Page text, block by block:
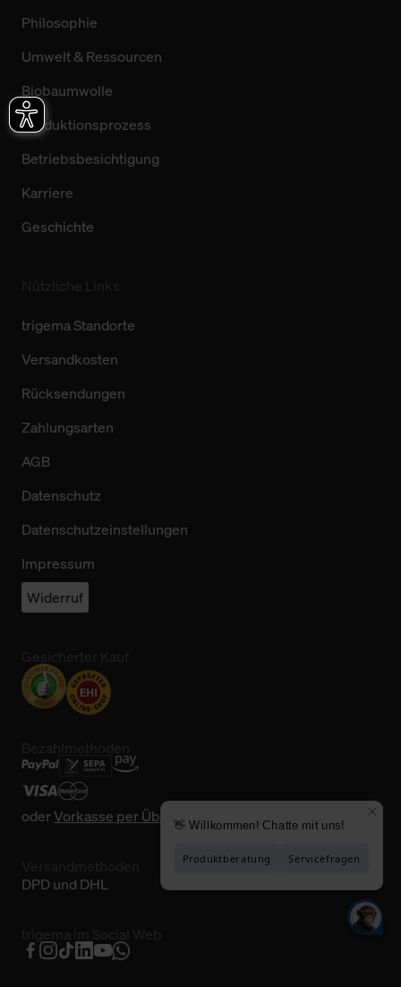
Philosophie
Umwelt & Ressourcen
Biobaumwolle
Produktionsprozess
Betriebsbesichtigung
Karriere
Geschichte
trigema Standorte
Versandkosten
Rücksendungen
Zahlungsarten
AGB
Datenschutz
Datenschutzeinstellungen
Impressum
Widerruf
oderVorkasse per Überweisung
DPD und DHL